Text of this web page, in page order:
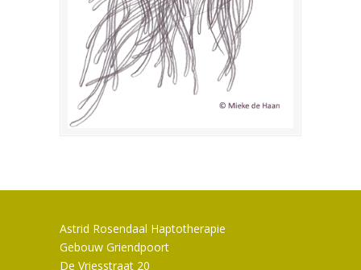
Astrid Rosendaal Haptotherapie
Gebouw Griendpoort
De Vriesstraat 20